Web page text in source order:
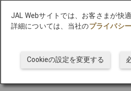
JAL Webサイトでは、お客さまが快
詳細については、当社のプライバシ
Cookieの設定を変更する